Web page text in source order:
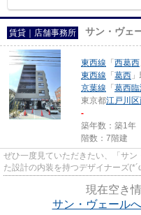
賃貸｜店舗事務所 サン・ヴェ
東西線 「 西葛西
東西線 「 葛西
京葉線 「 葛西臨
東京都江戸川区
-
築年数：築1年
階数：7階建
ぜひ一度見ていただきたい、「サ
た設計の内装を持つデザイナーズ
現在空き
サン・ヴェール